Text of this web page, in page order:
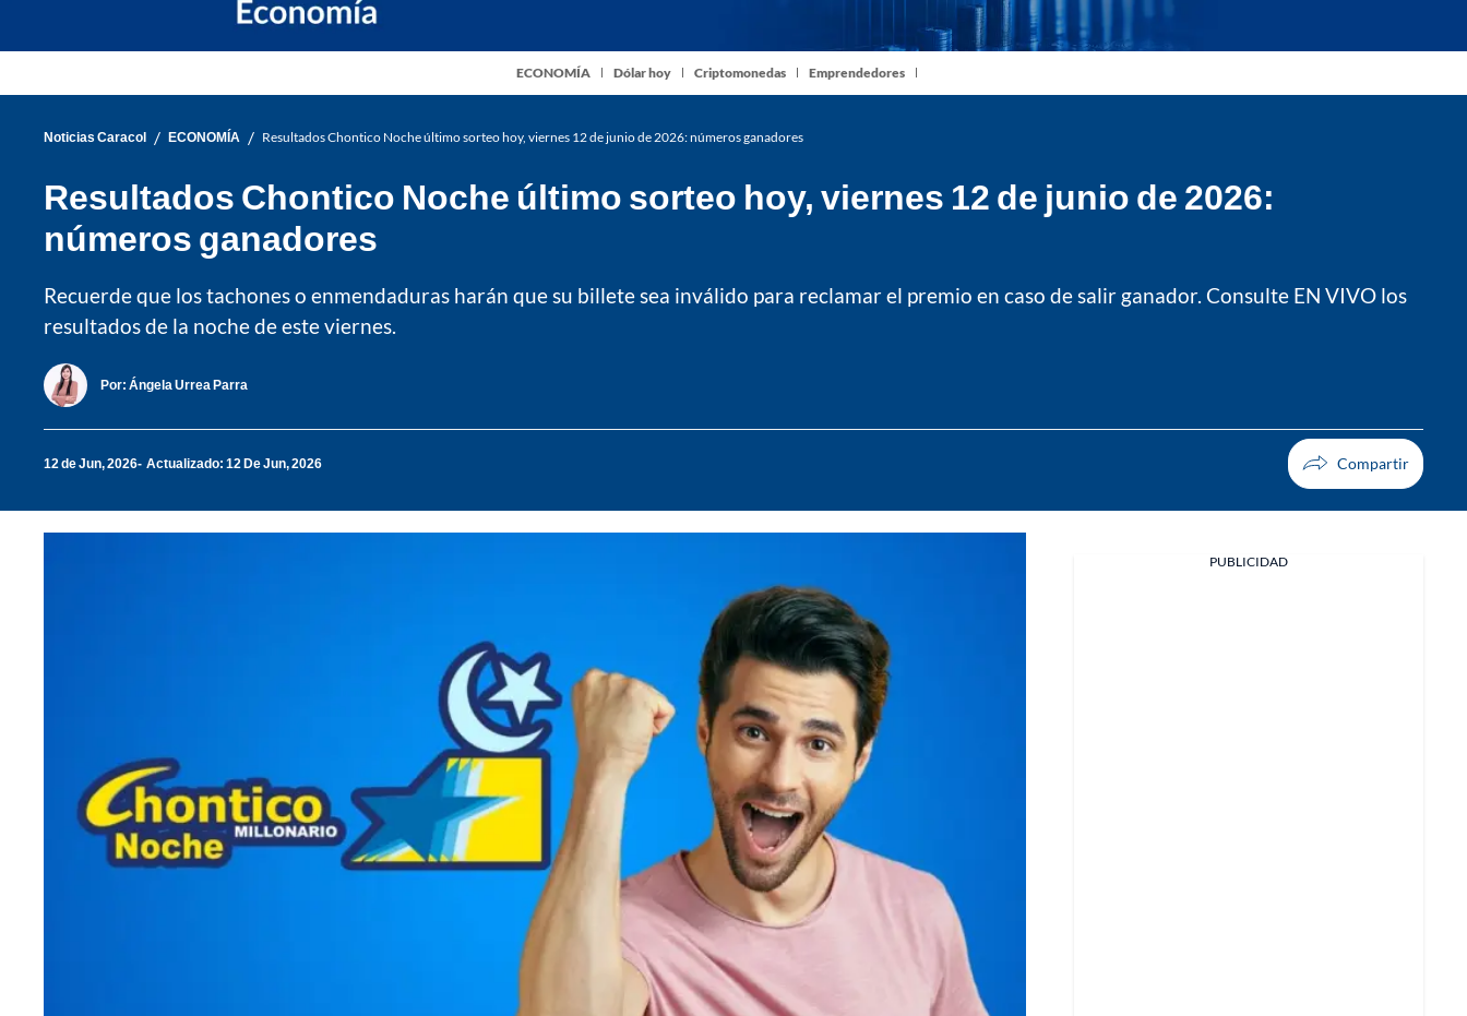
ECONOMÍA Dólar hoy Criptomonedas Emprendedores
Noticias Caracol / ECONOMÍA / Resultados Chontico Noche último sorteo hoy, viernes 12 de junio de 2026: números ganadores
Resultados Chontico Noche último sorteo hoy, viernes 12 de junio de 2026:
números ganadores
Recuerde que los tachones o enmendaduras harán que su billete sea inválido para reclamar el premio en caso de salir ganador. Consulte EN VIVO los
resultados de la noche de este viernes.
Por: Ángela Urrea Parra
12 de Jun, 2026 Actualizado: 12 De Jun, 2026
PUBLICIDAD